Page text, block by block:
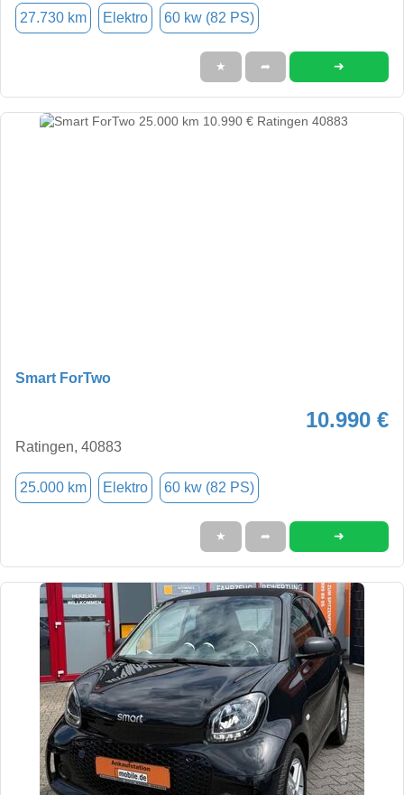
27.730 km Elektro 60 kw (82 PS)
★ ➦ ➜
Smart ForTwo
10.990 €
Ratingen, 40883
25.000 km Elektro 60 kw (82 PS)
★ ➦ ➜